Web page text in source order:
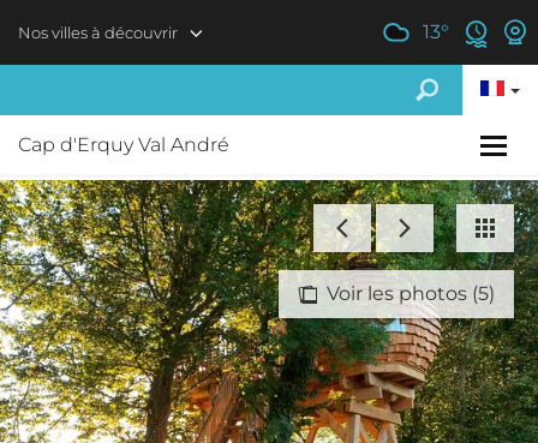
Nos villes à découvrir 13°
Cap d'Erquy Val André
Voir les photos (5)